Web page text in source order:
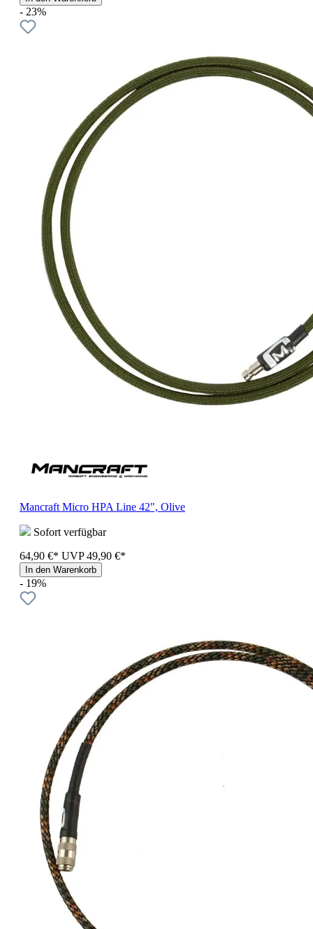
- 23%
Mancraft Micro HPA Line 42", Olive
Sofort verfügbar
64,90 €* UVP 49,90 €*
In den Warenkorb
- 19%